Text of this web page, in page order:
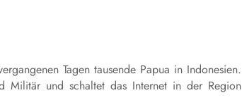
Tagen tausende Papua in Indonesien.
Militär und schaltet das Internet in der Region